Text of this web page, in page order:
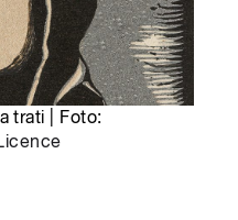
trati | Foto: